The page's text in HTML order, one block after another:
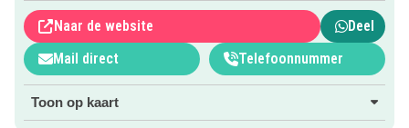
Naar de website
Deel
Mail direct
Telefoonnummer
Toon op kaart